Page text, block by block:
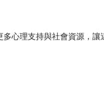
心理支持與社會資源，讓